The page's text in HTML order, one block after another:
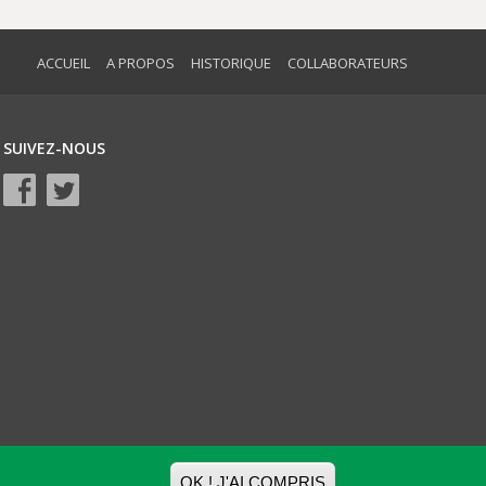
ACCUEIL A PROPOS HISTORIQUE COLLABORATEURS
SUIVEZ-NOUS
OK ! J'AI COMPRIS